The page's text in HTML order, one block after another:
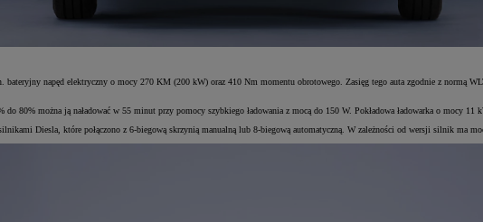
napęd elektryczny o mocy 270 KM (200 kW) oraz 410 Nm momentu obrotowego. Zasięg tego auta zgodnie z normą
80% można ją naładować w 55 minut przy pomocy szybkiego ładowania z mocą do 150 W. Pokładowa ładowarka o mocy 11
Diesla, które połączono z 6-biegową skrzynią manualną lub 8-biegową automatyczną. W zależności od wersji silnik ma